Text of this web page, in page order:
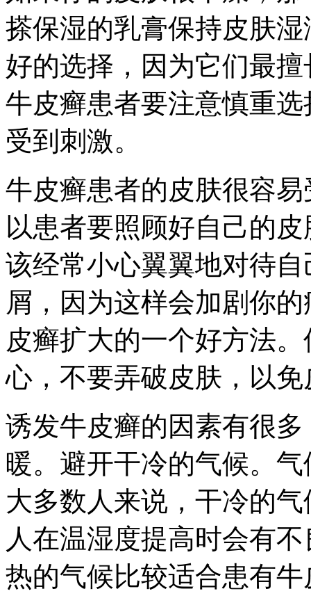
搽保湿的乳膏保持皮肤
好的选择，因为它们最
牛皮癣患者要注意慎重
受到刺激。
牛皮癣患者的皮肤很容
以患者要照顾好自己的
该经常小心翼翼地对待
屑，因为这样会加剧你
皮癣扩大的一个好方法
心，不要弄破皮肤，以
诱发牛皮癣的因素有很
暖。避开干冷的气候。
大多数人来说，干冷的
人在温湿度提高时会有
热的气候比较适合患有